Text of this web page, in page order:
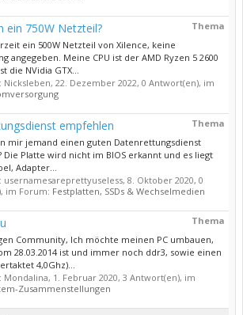
Thema
ein 750W Netzteil?
ein 500W Netzteil von Xilence, keine
angegeben. Meine CPU ist der AMD Ryzen 5 2600
die NVidia GTX...
Nicksleben, 22. Dezember 2022, 0 Antwort(en), im
Thema
empfehlen
mir jemand einen guten Datenrettungsdienst
Die Platte wird nicht im BIOS erkannt und es liegt
Adapter...
usernamesareprettyuseless, 8. Oktober 2020, 0
im Forum: Festplatten, SSDs & Wechselmedien
Thema
Community, Ich möchte meinen PC umbauen,
28.03.2014 ist und immer noch ddr3, sowie einen
4,0Ghz)...
Mondalina, 1. Februar 2020, 3 Antwort(en), im
Zusammenstellungen